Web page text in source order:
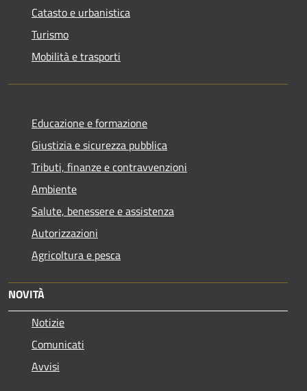
Catasto e urbanistica
Turismo
Mobilità e trasporti
Educazione e formazione
Giustizia e sicurezza pubblica
Tributi, finanze e contravvenzioni
Ambiente
Salute, benessere e assistenza
Autorizzazioni
Agricoltura e pesca
NOVITÀ
Notizie
Comunicati
Avvisi